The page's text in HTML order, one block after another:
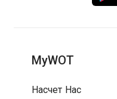
MyWOT
Насчет Нас